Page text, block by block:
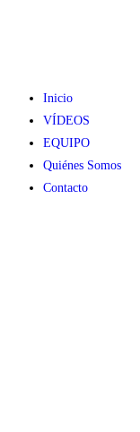
Inicio
VÍDEOS
EQUIPO
Quiénes Somos
Contacto